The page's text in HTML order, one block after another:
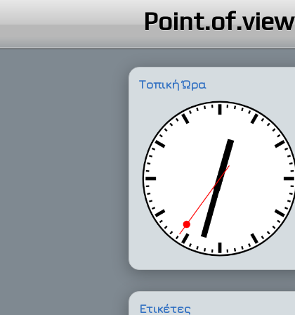
Point.of.view
Τοπική Ώρα
Ετικέτες